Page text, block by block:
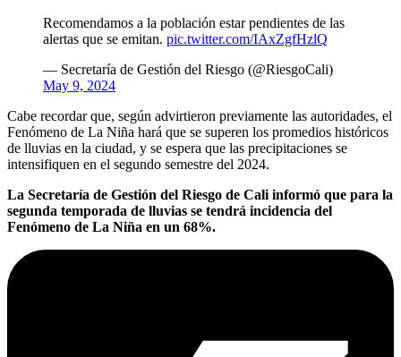
Recomendamos a la población estar pendientes de las
alertas que se emitan. pic.twitter.com/IAxZgfHzlQ
— Secretaría de Gestión del Riesgo (@RiesgoCali)
May 9, 2024
Cabe recordar que, según advirtieron previamente las autoridades, el
Fenómeno de La Niña hará que se superen los promedios históricos
de lluvias en la ciudad, y se espera que las precipitaciones se
intensifiquen en el segundo semestre del 2024.
La Secretaría de Gestión del Riesgo de Cali informó que para la
segunda temporada de lluvias se tendrá incidencia del
Fenómeno de La Niña en un 68%.